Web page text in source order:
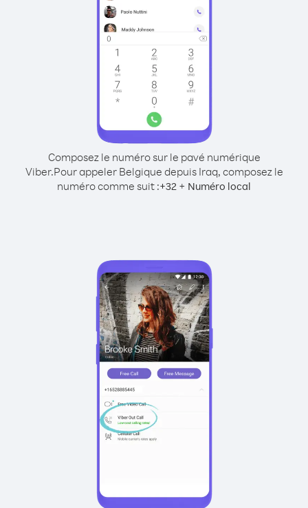
Composez le numéro sur le pavé numérique
Viber.Pour appeler Belgique depuis Iraq, composez le
numéro comme suit :+32 + Numéro local